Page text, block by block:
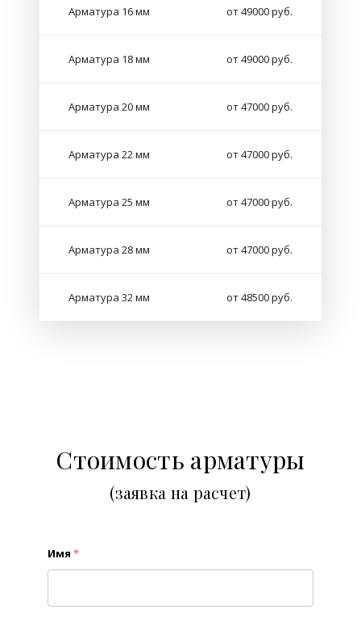
Арматура 16 мм от 49000 руб.
Арматура 18 мм от 49000 руб.
Арматура 20 мм от 47000 руб.
Арматура 22 мм от 47000 руб.
Арматура 25 мм от 47000 руб.
Арматура 28 мм от 47000 руб.
Арматура 32 мм от 48500 руб.
Стоимость арматуры
(заявка на расчет)
Имя *